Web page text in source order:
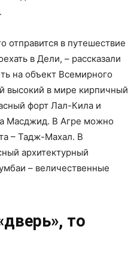
отправится в путешествие
в Дели, – рассказали
на объект Всемирного
в мире кирпичный
форт Лал-Кила и
Масджид. В Агре можно
– Тадж-Махал. В
архитектурный
– величественные
то